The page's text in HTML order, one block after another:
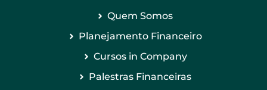
Quem Somos
Planejamento Financeiro
Cursos in Company
Palestras Financeiras